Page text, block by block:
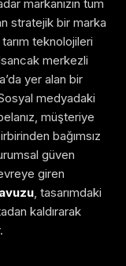
markanızın tüm
stratejik bir marka
teknolojileri
merkezli
yer alan bir
medyadaki
müşteriye
bağımsız
güven
giren
, tasarımdaki
kaldırarak